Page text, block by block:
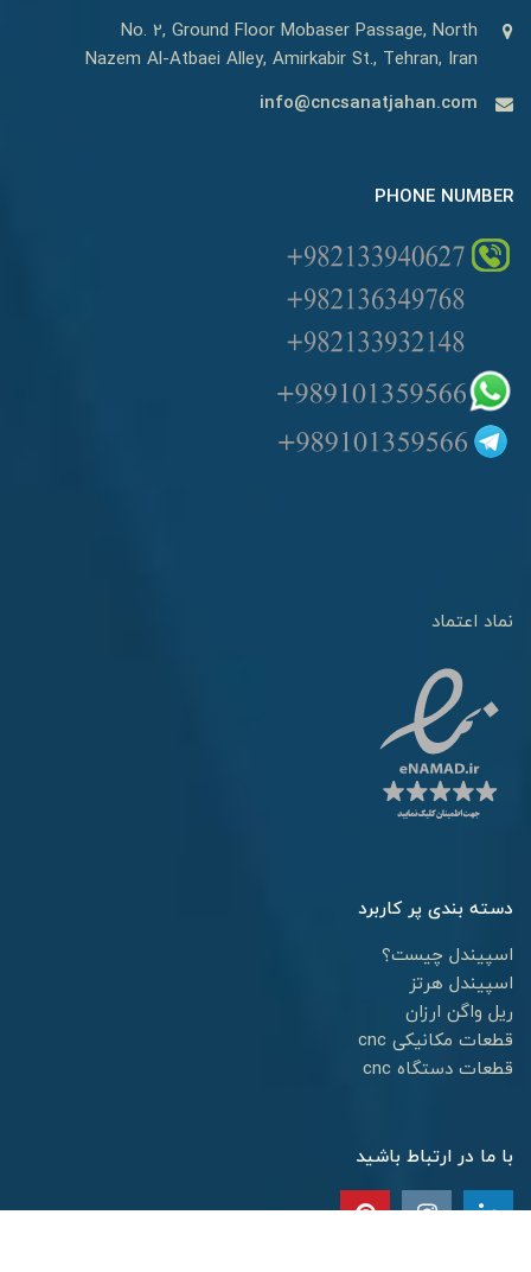
No. 2, Ground Floor Mobaser Passage, North
Nazem Al-Atbaei Alley, Amirkabir St., Tehran, Iran
info@cncsanatjahan.com
PHONE NUMBER
نماد اعتماد
دسته بندی پر کاربرد
اسپیندل چیست؟
اسپیندل هرتز
ریل واگن ارزان
قطعات مکانیکی cnc
قطعات دستگاه cnc
با ما در ارتباط باشید